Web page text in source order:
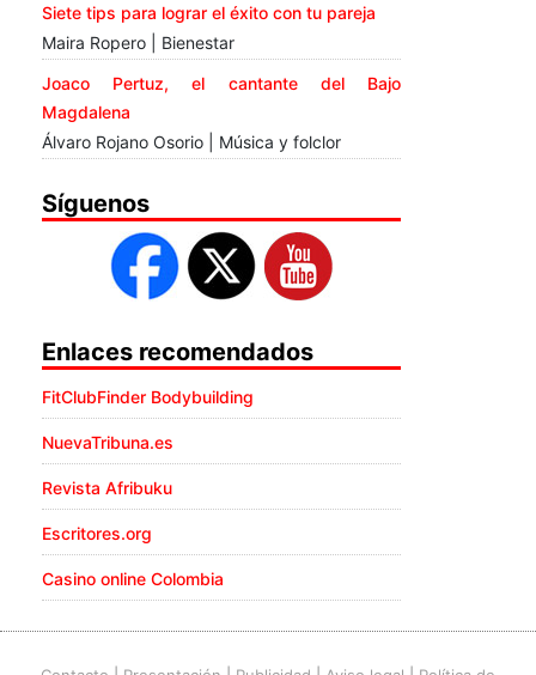
Siete tips para lograr el éxito con tu pareja
Maira Ropero | Bienestar
Joaco Pertuz, el cantante del Bajo
Magdalena
Álvaro Rojano Osorio | Música y folclor
Síguenos
Enlaces recomendados
FitClubFinder Bodybuilding
NuevaTribuna.es
Revista Afribuku
Escritores.org
Casino online Colombia